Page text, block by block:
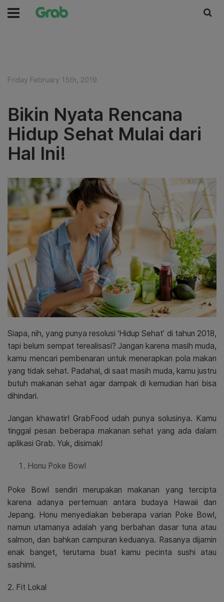
Friday February 15th, 2019
Bikin Nyata Rencana
Hidup Sehat Mulai dari
Hal Ini!
Siapa, nih, yang punya resolusi ‘Hidup Sehat’ di tahun 2018,
tapi belum sempat terealisasi? Jangan karena masih muda,
kamu mencari pembenaran untuk menerapkan pola makan
yang tidak sehat. Padahal, di saat masih muda, kamu justru
butuh makanan sehat agar dampak di kemudian hari bisa
dihindari.
Jangan khawatir! GrabFood udah punya solusinya. Kamu
tinggal pesan beberapa makanan sehat yang ada dalam
aplikasi Grab. Yuk, disimak!
Honu Poke Bowl
Poke Bowl sendiri merupakan makanan yang tercipta
karena adanya pertemuan antara budaya Hawaii dan
Jepang. Honu menyediakan beberapa varian Poke Bowl,
namun utamanya adalah yang berbahan dasar tuna atau
salmon, dan bahkan campuran keduanya. Rasanya dijamin
enak banget, terutama buat kamu pecinta sushi atau
sashimi.
2. Fit Lokal